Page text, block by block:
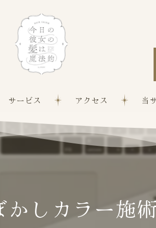
サービス アクセス 当
白髪
カット
かしカラー施